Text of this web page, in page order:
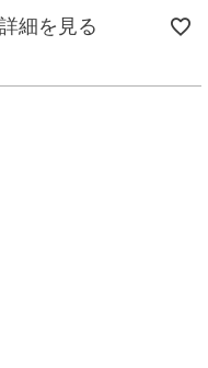
詳細を見る